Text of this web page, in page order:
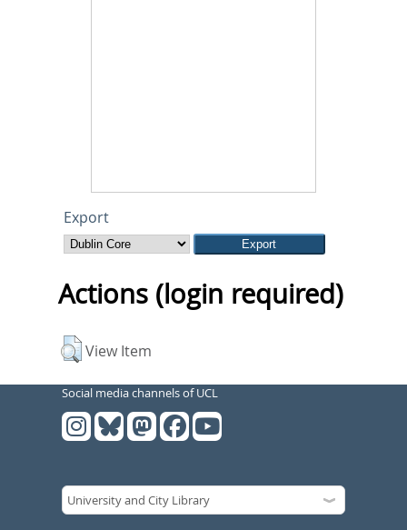
Export
Actions (login required)
View Item
Social media channels of UCL